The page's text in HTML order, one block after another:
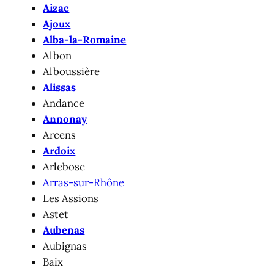
Aizac
Ajoux
Alba-la-Romaine
Albon
Alboussière
Alissas
Andance
Annonay
Arcens
Ardoix
Arlebosc
Arras-sur-Rhône
Les Assions
Astet
Aubenas
Aubignas
Baix